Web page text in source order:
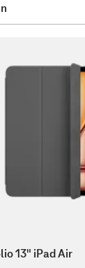
13" iPad Air